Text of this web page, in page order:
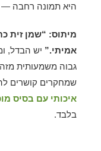
היא תמונה רחבה —
מיתוס: “שמן זית
אמיתי.” יש הבדל,
גבוה משמעותית
שמחקרים קושרים
איכותי עם בסיס
בלבד.